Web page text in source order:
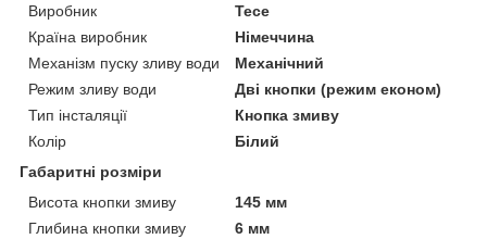
Виробник
Tece
Країна виробник
Німеччина
Механізм пуску зливу води
Механічний
Режим зливу води
Дві кнопки (режим економ)
Тип інсталяції
Кнопка змиву
Колір
Білий
Габаритні розміри
Висота кнопки змиву
145 мм
Глибина кнопки змиву
6 мм